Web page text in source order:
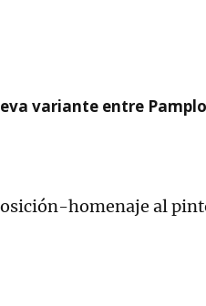
variante entre
homenaje al